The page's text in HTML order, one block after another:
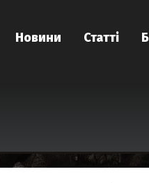
Новини Статті